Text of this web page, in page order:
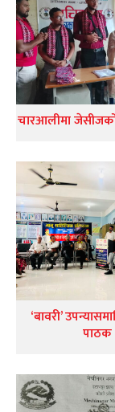
चारआलीमा
‘बावरी’
पाठक